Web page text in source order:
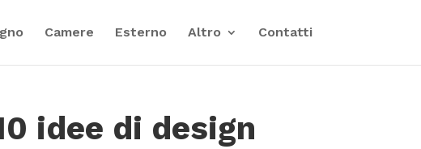
Camere Esterno Altro Contatti
idee di design